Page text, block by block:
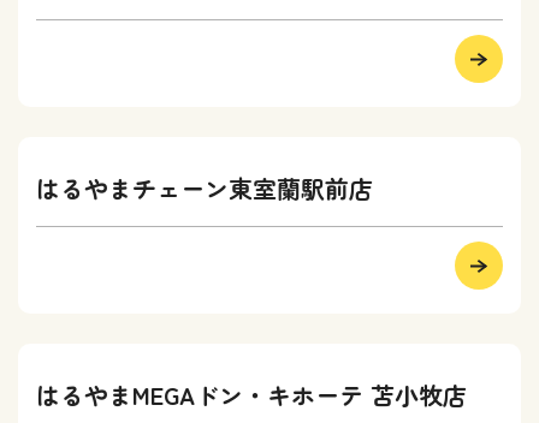
はるやまチェーン東室蘭駅前店
はるやまMEGAドン・キホーテ 苫小牧店